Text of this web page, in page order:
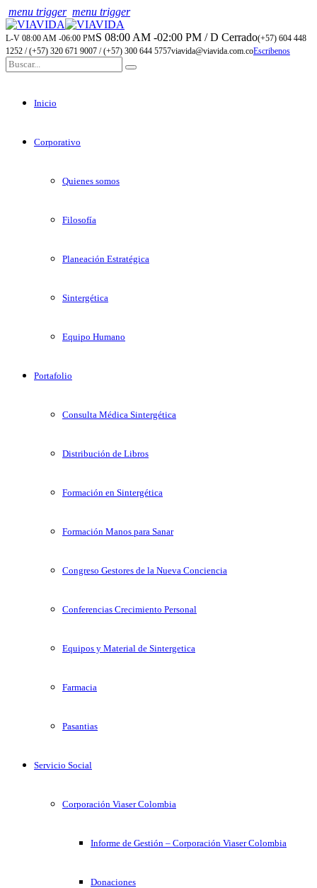
menu trigger menu trigger
L-V 08:00 AM -06:00 PMS 08:00 AM -02:00 PM / D Cerrado(+57) 604 448
1252 / (+57) 320 671 9007 / (+57) 300 644 5757viavida@viavida.com.coEscribenos
Inicio
Corporativo
Quienes somos
Filosofía
Planeación Estratégica
Sintergética
Equipo Humano
Portafolio
Consulta Médica Sintergética
Distribución de Libros
Formación en Sintergética
Formación Manos para Sanar
Congreso Gestores de la Nueva Conciencia
Conferencias Crecimiento Personal
Equipos y Material de Sintergetica
Farmacia
Pasantias
Servicio Social
Corporación Viaser Colombia
Informe de Gestión – Corporación Viaser Colombia
Donaciones